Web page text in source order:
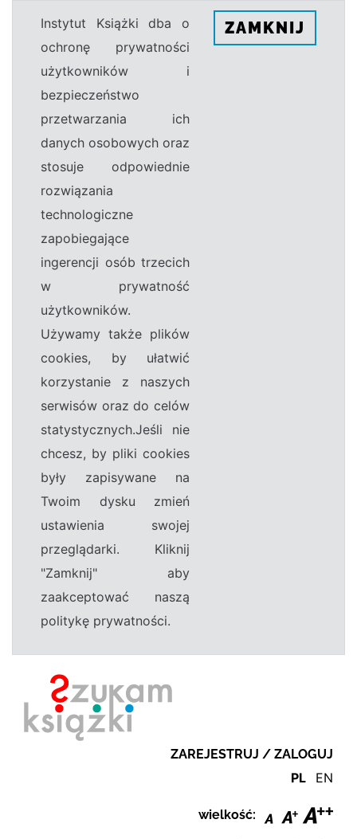
Instytut Książki dba o
ochronę prywatności
użytkowników i
bezpieczeństwo
przetwarzania ich
danych osobowych oraz
stosuje odpowiednie
rozwiązania
technologiczne
zapobiegające
ingerencji osób trzecich
w prywatność
użytkowników.
Używamy także plików
cookies, by ułatwić
korzystanie z naszych
serwisów oraz do celów
statystycznych.Jeśli nie
chcesz, by pliki cookies
były zapisywane na
Twoim dysku zmień
ustawienia swojej
przeglądarki. Kliknij
"Zamknij" aby
zaakceptować naszą
politykę prywatności.
ZAMKNIJ
ZAREJESTRUJ / ZALOGUJ
PL EN
wielkość: